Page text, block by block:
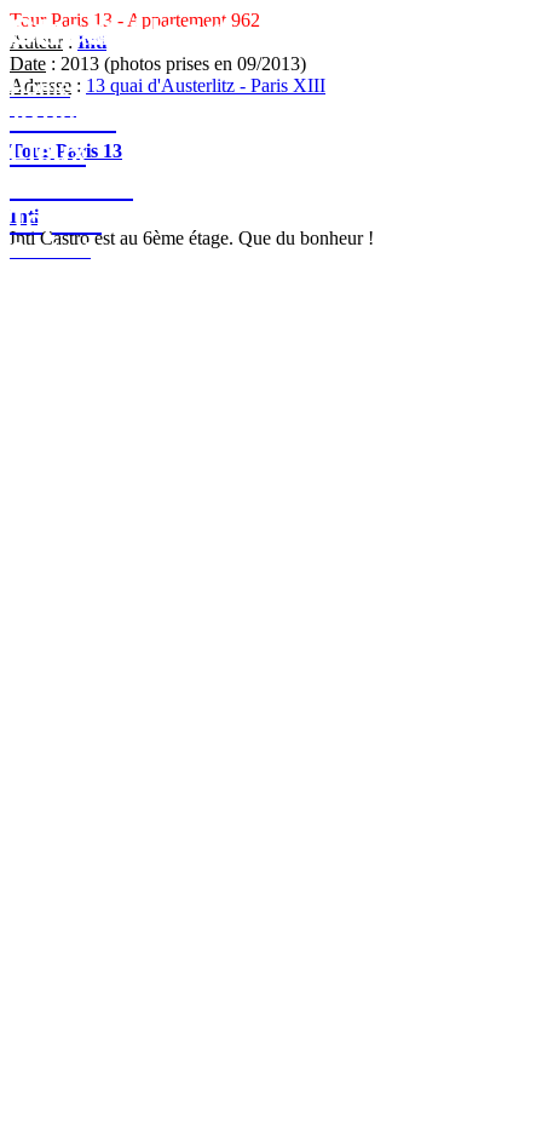
street-heart.com
Street-Heart
Home
Artistes
Lieux
Top 50
Contact
Tour Paris 13 - Appartement 962
Auteur : Inti
Date : 2013 (photos prises en 09/2013)
Adresse : 13 quai d'Austerlitz - Paris XIII
Tour Paris 13
Inti
Inti Castro est au 6ème étage. Que du bonheur !